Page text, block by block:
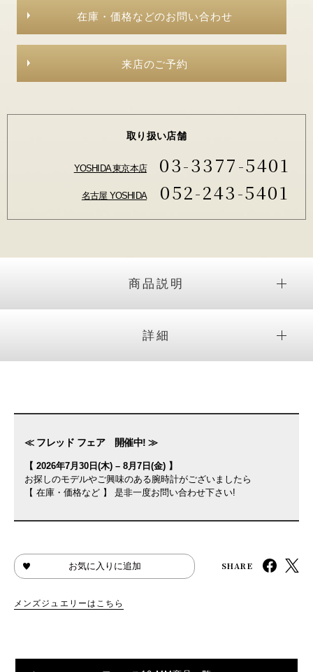
在庫・価格などのお問い合わせ
来店のご予約
取り扱い店舗
YOSHIDA 東京本店 03-3377-5401
名古屋 YOSHIDA 052-243-5401
商品説明
詳細
≪ フレッド フェア 開催中! ≫
【 2026年7月30日(木) – 8月7日(金) 】
お探しのモデルやご興味のある腕時計がございましたら
【 在庫・価格など 】 是非一度お問い合わせ下さい!
お気に入りに追加 SHARE
メンズジュエリーはこちら